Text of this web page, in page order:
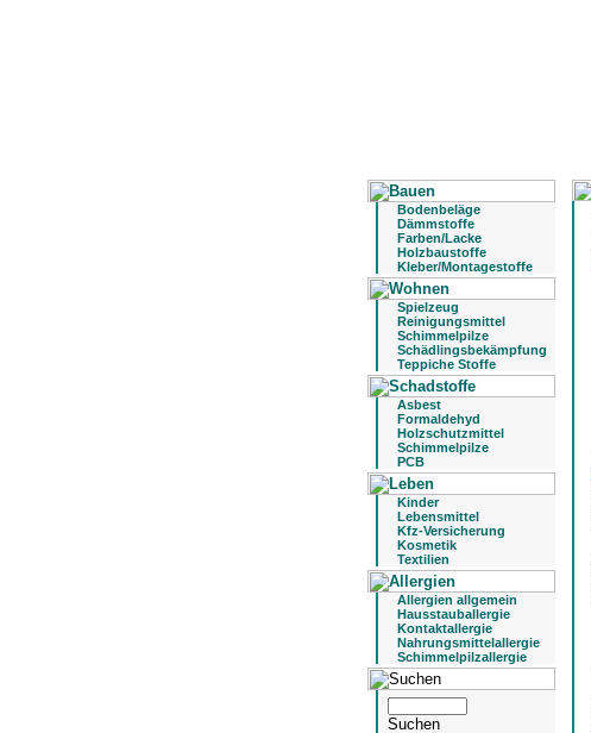
Bodenbeläge
Dämmstoffe
Farben/Lacke
Holzbaustoffe
Kleber/Montagestoffe
Spielzeug
Reinigungsmittel
Schimmelpilze
Schädlingsbekämpfung
Teppiche Stoffe
Asbest
Formaldehyd
Holzschutzmittel
Schimmelpilze
PCB
Kinder
Lebensmittel
Kfz-Versicherung
Kosmetik
Textilien
Allergien allgemein
Hausstauballergie
Kontaktallergie
Nahrungsmittelallergie
Schimmelpilzallergie